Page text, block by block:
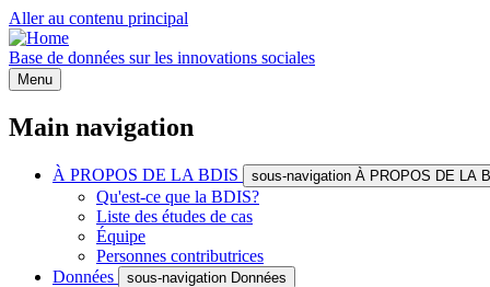
Aller au contenu principal
Base de données sur les innovations sociales
Menu
Main navigation
À PROPOS DE LA BDIS sous-navigation À PROPOS DE LA
Qu'est-ce que la BDIS?
Liste des études de cas
Équipe
Personnes contributrices
Données
sous-navigation Données